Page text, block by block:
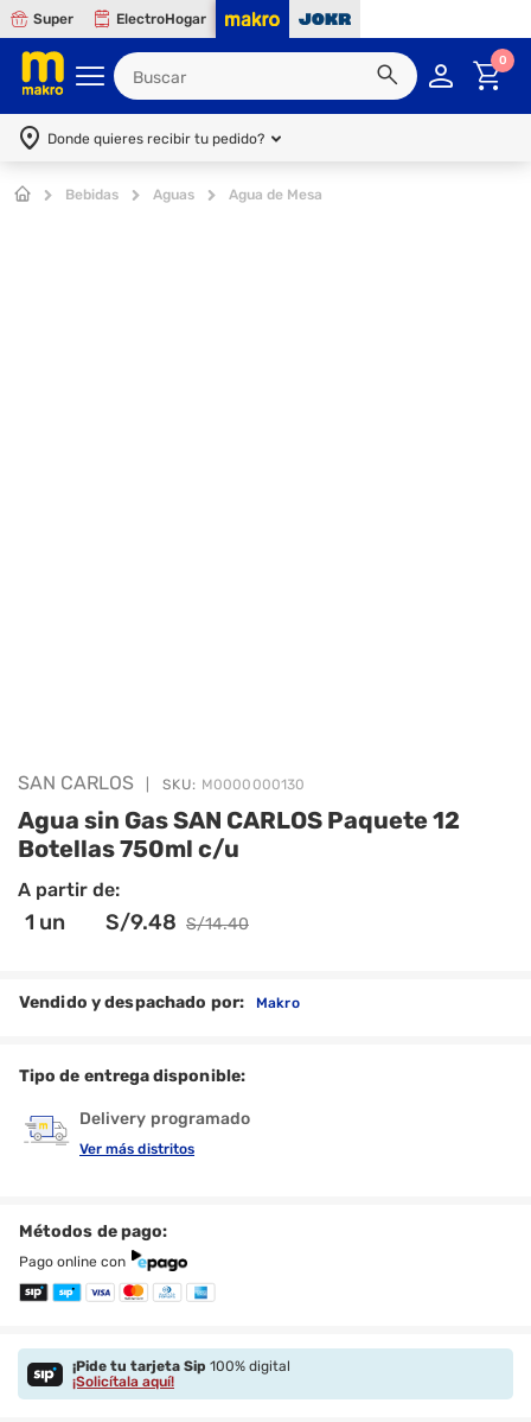
Super ElectroHogar
0
Donde quieres recibir tu pedido?
Bebidas Aguas Agua de Mesa
SAN CARLOS SKU: M0000000130
Agua sin Gas SAN CARLOS Paquete 12
Botellas 750ml c/u
A partir de:
1 un S/9.48 S/14.40
Vendido y despachado por: Makro
Tipo de entrega disponible:
Delivery programado
Ver más distritos
Métodos de pago:
Pago online con
¡Pide tu tarjeta Sip 100% digital
¡Solicítala aquí!